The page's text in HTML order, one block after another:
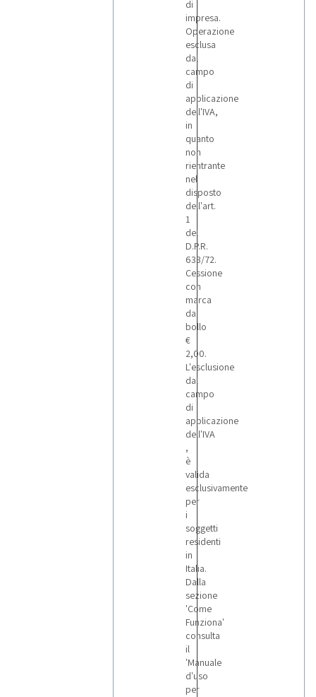
di
impresa.
Operazione
esclusa
dal
campo
di
applicazione
dell'IVA,
in
quanto
non
rientrante
nel
disposto
dell'art.
1
del
D.P.R.
633/72.
Cessione
con
marca
da
bollo
€
2,00.
L'esclusione
dal
campo
di
applicazione
dell'IVA
,
è
valida
esclusivamente
per
i
soggetti
residenti
in
Italia.
Dalla
sezione
'Come
Funziona'
consulta
il
'Manuale
d'uso
per